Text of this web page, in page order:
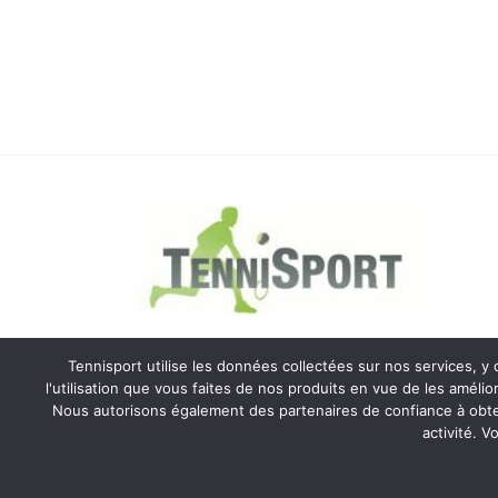
Copyright © 2026
Tennisport utilise les données collectées sur nos services,
l'utilisation que vous faites de nos produits en vue de les
Nous autorisons également des partenaires de confiance à
activité.